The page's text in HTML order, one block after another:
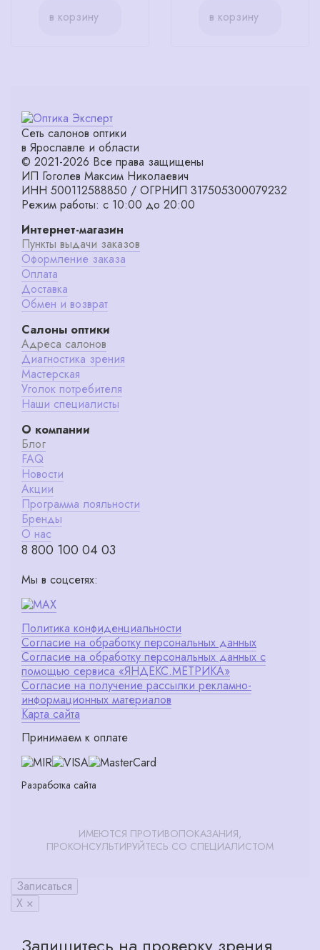
в корзину
в корзину
Сеть салонов оптики
в Ярославле и области
© 2021-2026 Все права защищены
ИП Гоголев Максим Николаевич
ИНН 500112588850 / ОГРНИП 317505300079232
Режим работы: с 10:00 до 20:00
Интернет-магазин
Пункты выдачи заказов
Оформление заказа
Оплата
Доставка
Обмен и возврат
Салоны оптики
Адреса салонов
Диагностика зрения
Мастерская
Уголок потребителя
Наши специалисты
О компании
Блог
FAQ
Новости
Акции
Программа лояльности
Бренды
О нас
8 800 100 04 03
Мы в соцсетях:
Политика конфиденциальности
Согласие на обработку персональных данных
Согласие на обработку персональных данных с
помощью сервиса «ЯНДЕКС.МЕТРИКА»
Согласие на получение рассылки рекламно-
информационных материалов
Карта сайта
Принимаем к оплате
Разработка сайта
ИМЕЮТСЯ ПРОТИВОПОКАЗАНИЯ,
ПРОКОНСУЛЬТИРУЙТЕСЬ СО СПЕЦИАЛИСТОМ
Записаться
X ×